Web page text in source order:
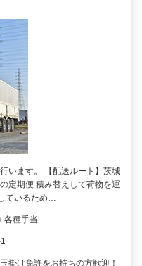
います。 【配送ルート】茨城
定期便 積み替えして荷物を運
ているため…
各種手当
け免許をお持ちの方歓迎！